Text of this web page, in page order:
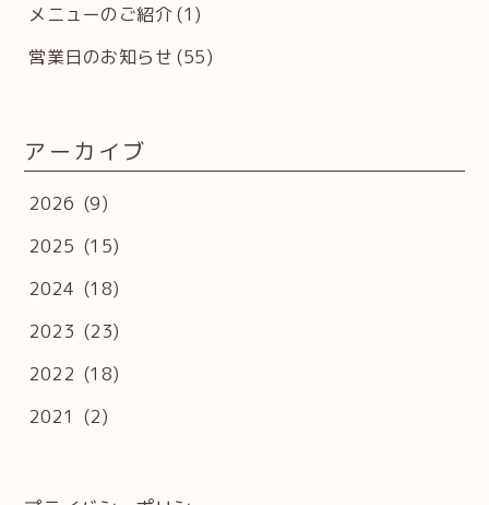
メニューのご紹介 (1)
営業日のお知らせ (55)
アーカイブ
2026 (9)
2025 (15)
2024 (18)
2023 (23)
2022 (18)
2021 (2)